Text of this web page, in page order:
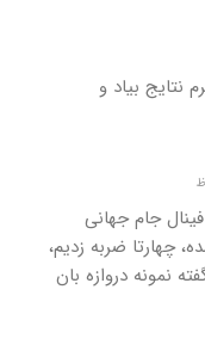
نتایج بیاد و
جام جهانی
چهارتا ضربه زدیم،
نمونه دروازه بان